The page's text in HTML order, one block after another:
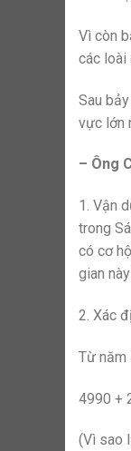
Vì còn
các loài
Sau
vực lớn
– Ông
1. Vận
trong
có cơ
gian
2. Xác
Từ năm
4990 +
(Vì sao